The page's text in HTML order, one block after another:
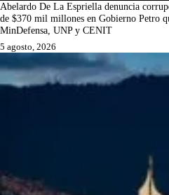
Abelardo De La Espriella denuncia
de $370 mil millones en Gobierno Petro
MinDefensa, UNP y CENIT
5 agosto, 2026